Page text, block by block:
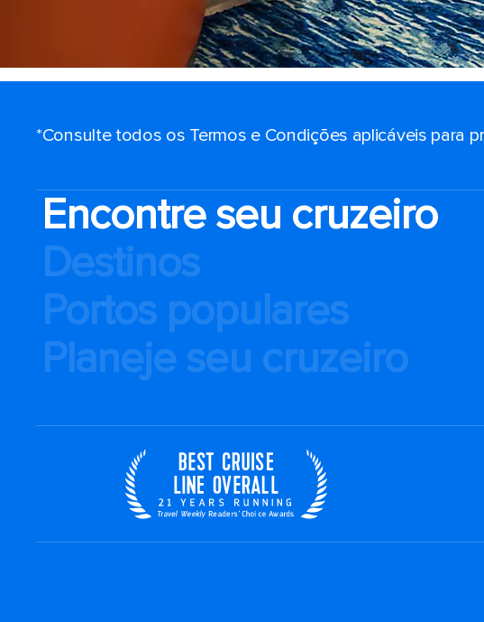
*Consulte todos os Termos e Condições aplicáveis ​​para
Encontre seu cruzeiro
Destinos
Portos populares
Planeje seu cruzeiro